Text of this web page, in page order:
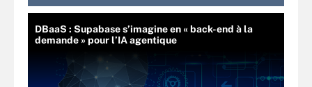
DBaaS : Supabase s’imagine en « back-end à la
demande » pour l’IA agentique